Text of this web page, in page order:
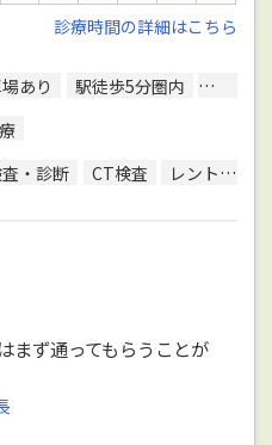
診療時間の詳細はこちら
あり 駅徒歩5分圏内
予約可
・診断 CT検査 レントゲン検査
まず通ってもらうことが